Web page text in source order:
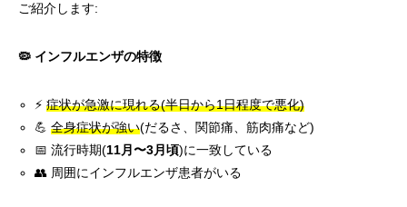
ご紹介します:
🦠 インフルエンザの特徴
⚡症状が急激に現れる(半日から1日程度で悪化)
💪全身症状が強い(だるさ、関節痛、筋肉痛など)
📅 流行時期(11月〜3月頃)に一致している
👥 周囲にインフルエンザ患者がいる